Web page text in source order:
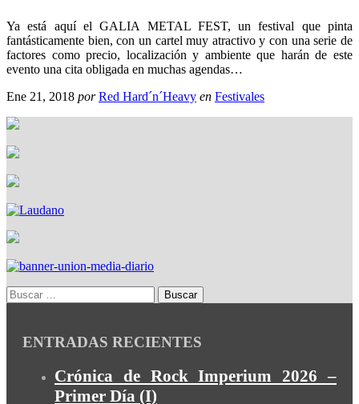
Ya está aquí el GALIA METAL FEST, un festival que pinta
fantásticamente bien, con un cartel muy atractivo y con una serie de
factores como precio, localización y ambiente que harán de este
evento una cita obligada en muchas agendas…
Ene 21, 2018 por Red Hard´n´Heavy en Festivales
ENTRADAS RECIENTES
Crónica de Rock Imperium 2026 –
Primer Día (I)